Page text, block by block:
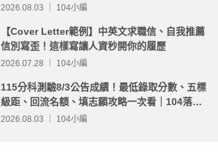
2026.08.03 ｜ 104小編
【Cover Letter範例】中英文求職信、自我推薦
信別寫歪！這樣寫讓人資秒開你的履歷
2026.07.28 ｜ 104小編
115分科測驗8/3公告成績！最低錄取分數、五標
級距、回流名額、填志願攻略一次看｜104落點
分析
2026.08.03 ｜ 104小編